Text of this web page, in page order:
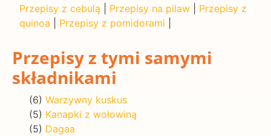
Przepisy z cebulą
Przepisy na pilaw
Przepisy z
quinoa
Przepisy z pomidorami
Przepisy z tymi samymi
składnikami
(6) Warzywny kuskus
(5) Kanapki z wołowiną
(5) Dagaa